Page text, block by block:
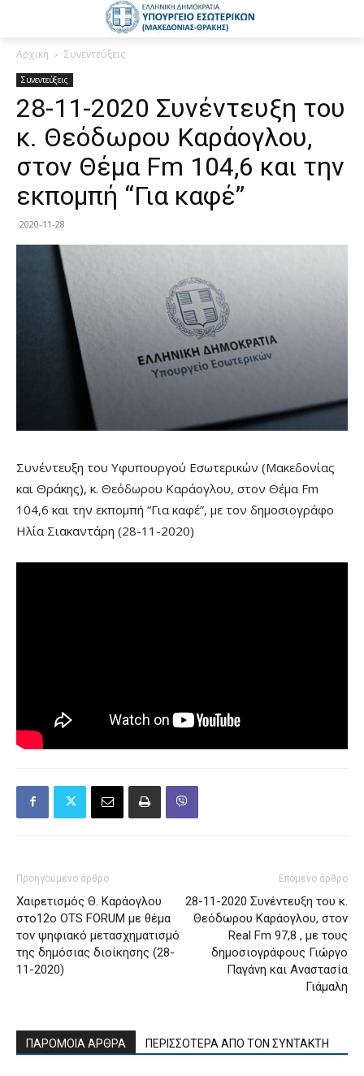
Αρχική Συνεντεύξεις
Συνεντεύξεις
28-11-2020 Συνέντευξη του
κ. Θεόδωρου Καράογλου,
στον Θέμα Fm 104,6 και την
εκπομπή “Για καφέ”
2020-11-28
Συνέντευξη του Υφυπουργού Εσωτερικών (Μακεδονίας
και Θράκης), κ. Θεόδωρου Καράογλου, στον Θέμα Fm
104,6 και την εκπομπή “Για καφέ”, με τον δημοσιογράφο
Ηλία Σιακαντάρη (28-11-2020)
Προηγούμενο άρθρο
Χαιρετισμός Θ. Καράογλου
στο12o OTS FORUM με θέμα
τον ψηφιακό μετασχηματισμό
της δημόσιας διοίκησης (28-
11-2020)
Επόμενο άρθρο
28-11-2020 Συνέντευξη του κ.
Θεόδωρου Καράογλου, στον
Real Fm 97,8 , με τους
δημοσιογράφους Γιώργο
Παγάνη και Αναστασία
Γιάμαλη
ΠΑΡΟΜΟΙΑ ΑΡΘΡΑ ΠΕΡΙΣΣΟΤΕΡΑ ΑΠΟ ΤΟΝ ΣΥΝΤΑΚΤΗ